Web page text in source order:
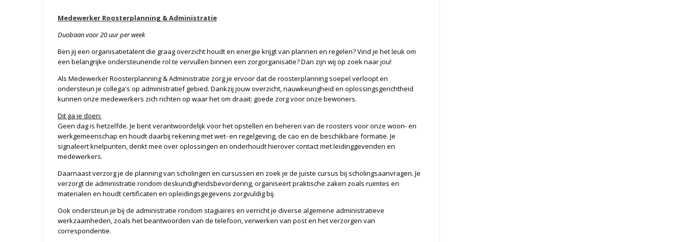
Medewerker Roosterplanning & Administratie
Duobaan voor 20 uur per week
Ben jij een organisatietalent die graag overzicht houdt en energie krijgt van plannen en regelen? Vind je het leuk om
een belangrijke ondersteunende rol te vervullen binnen een zorgorganisatie? Dan zijn wij op zoek naar jou!
Als Medewerker Roosterplanning & Administratie zorg je ervoor dat de roosterplanning soepel verloopt en
ondersteun je collega's op administratief gebied. Dankzij jouw overzicht, nauwkeurigheid en oplossingsgerichtheid
kunnen onze medewerkers zich richten op waar het om draait: goede zorg voor onze bewoners.
Dit ga je doen:
Geen dag is hetzelfde. Je bent verantwoordelijk voor het opstellen en beheren van de roosters voor onze woon- en
werkgemeenschap en houdt daarbij rekening met wet- en regelgeving, de cao en de beschikbare formatie. Je
signaleert knelpunten, denkt mee over oplossingen en onderhoudt hierover contact met leidinggevenden en
medewerkers.
Daarnaast verzorg je de planning van scholingen en cursussen en zoek je de juiste cursus bij scholingsaanvragen. Je
verzorgt de administratie rondom deskundigheidsbevordering, organiseert praktische zaken zoals ruimtes en
materialen en houdt certificaten en opleidingsgegevens zorgvuldig bij.
Ook ondersteun je bij de administratie rondom stagiaires en verricht je diverse algemene administratieve
werkzaamheden, zoals het beantwoorden van de telefoon, verwerken van post en het verzorgen van
correspondentie.